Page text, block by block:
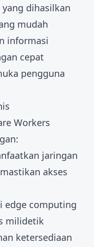
dihasilkan
mudah
informasi
cepat
pengguna
Workers
jaringan
akses
edge computing
milidetik
ketersediaan